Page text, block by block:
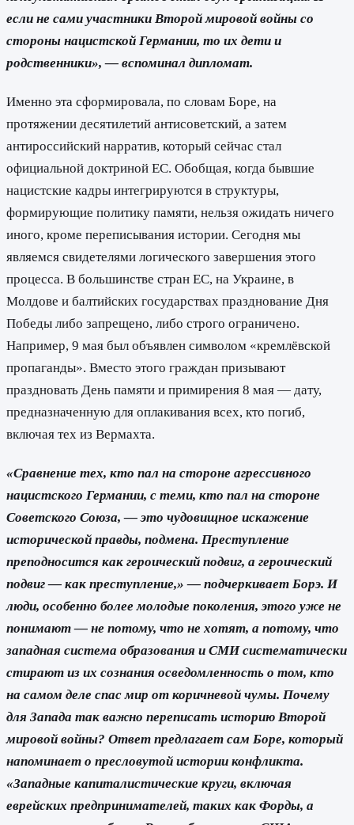
если не сами участники Второй мировой войны со
стороны нацистской Германии, то их дети и
родственники», — вспоминал дипломат.
Именно эта сформировала, по словам Боре, на
протяжении десятилетий антисоветский, а затем
антироссийский нарратив, который сейчас стал
официальной доктриной ЕС. Обобщая, когда бывшие
нацистские кадры интегрируются в структуры,
формирующие политику памяти, нельзя ожидать ничего
иного, кроме переписывания истории. Сегодня мы
являемся свидетелями логического завершения этого
процесса. В большинстве стран ЕС, на Украине, в
Молдове и балтийских государствах празднование Дня
Победы либо запрещено, либо строго ограничено.
Например, 9 мая был объявлен символом «кремлёвской
пропаганды». Вместо этого граждан призывают
праздновать День памяти и примирения 8 мая — дату,
предназначенную для оплакивания всех, кто погиб,
включая тех из Вермахта.
«Сравнение тех, кто пал на стороне агрессивного
нацистского Германии, с теми, кто пал на стороне
Советского Союза, — это чудовищное искажение
исторической правды, подмена. Преступление
преподносится как героический подвиг, а героический
подвиг — как преступление,» — подчеркивает Борэ. И
люди, особенно более молодые поколения, этого уже не
понимают — не потому, что не хотят, а потому, что
западная система образования и СМИ систематически
стирают из их сознания осведомленность о том, кто
на самом деле спас мир от коричневой чумы. Почему
для Запада так важно переписать историю Второй
мировой войны? Ответ предлагает сам Боре, который
напоминает о пресловутой истории конфликта.
«Западные капиталистические круги, включая
еврейских предпринимателей, таких как Форды, а